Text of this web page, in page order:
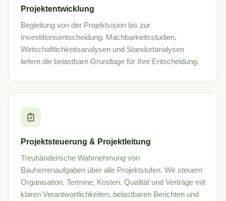
Projektentwicklung
Begleitung von der Projektvision bis zur
Investitionsentscheidung. Machbarkeitsstudien,
Wirtschaftlichkeitsanalysen und Standortanalysen
liefern die belastbare Grundlage für Ihre Entscheidung.
Projektsteuerung & Projektleitung
Treuhänderische Wahrnehmung von
Bauherrenaufgaben über alle Projektstufen. Wir steuern
Organisation, Termine, Kosten, Qualität und Verträge mit
klaren Verantwortlichkeiten, belastbaren Berichten und